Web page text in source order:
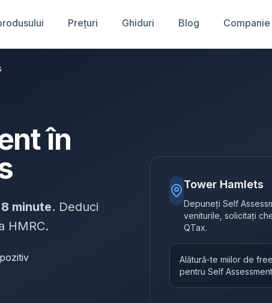
Prețuri Ghiduri Blog Companie
în
8 minute. Deduci
HMRC.
Tower Hamlets
Depuneți Self
veniturile, solicitați
QTax.
Alătură-te miilor de
pentru Self Assessment